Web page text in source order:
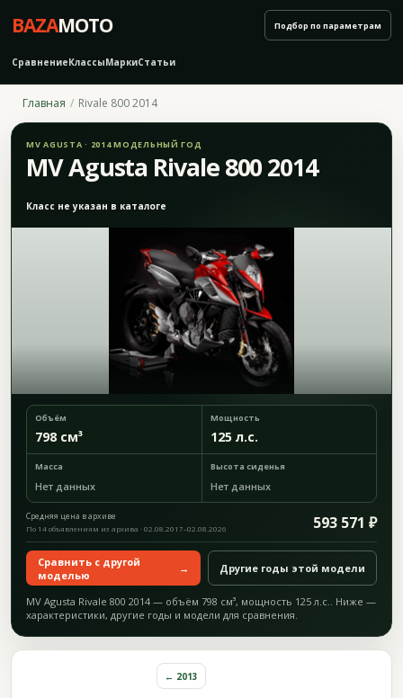
BAZAMOTO
СравнениеКлассыМаркиСтатьи
Подбор по параметрам
Главная Rivale 800 2014
MV AGUSTA · 2014 МОДЕЛЬНЫЙ ГОД
MV Agusta Rivale 800 2014
Класс не указан в каталоге
Объём
798 см³
Мощность
125 л.с.
Масса
Нет данных
Высота сиденья
Нет данных
Средняя цена в архиве 593 571 ₽
По 14 объявлениям из архива · 02.08.2017–02.08.2026
Сравнить с другой
моделью
→ Другие годы этой модели
MV Agusta Rivale 800 2014 — объём 798 см³, мощность 125 л.с.. Ниже —
характеристики, другие годы и модели для сравнения.
← 2013